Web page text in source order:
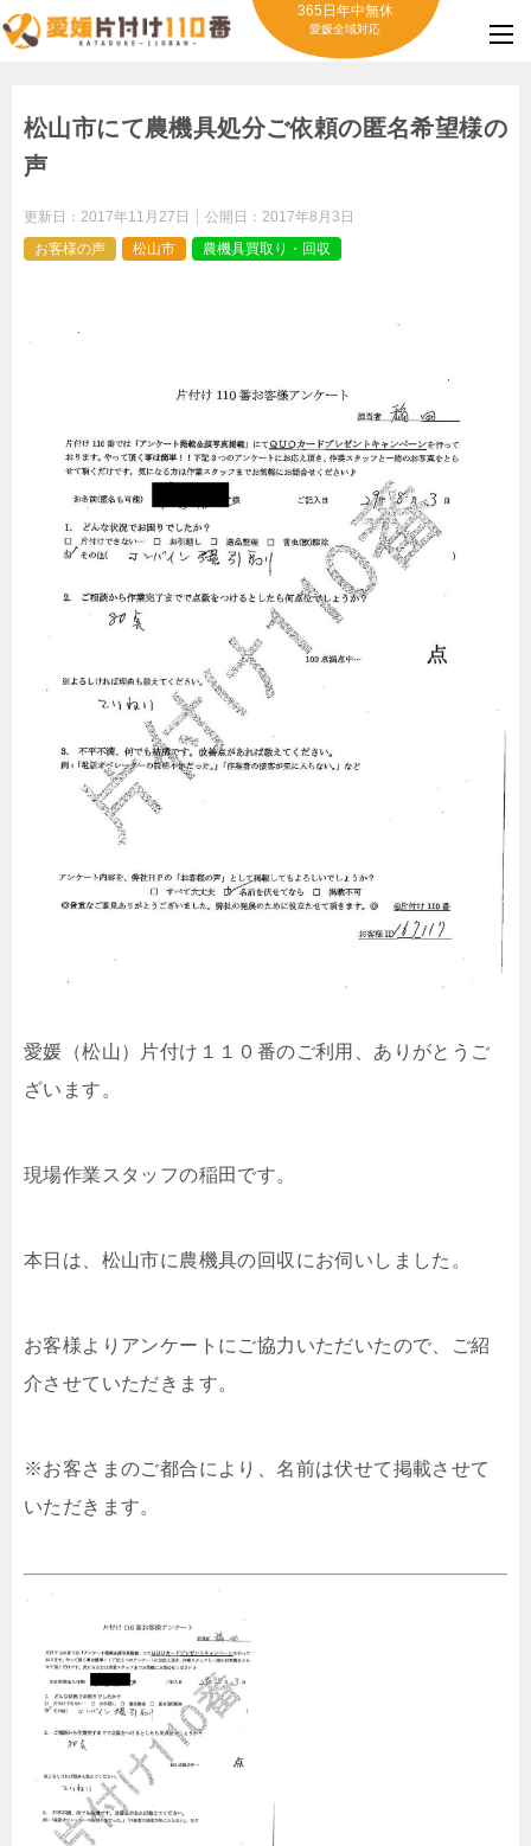
365日年中無休
愛媛全域対応
松山市にて農機具処分ご依頼の匿名希望様の
声
更新日： 2017年11月27日 公開日： 2017年8月3日
お客様の声
松山市 農機具買取り・回収
愛媛（松山）片付け１１０番のご利用、ありがとうご
ざいます。
現場作業スタッフの稲田です。
本日は、松山市に農機具の回収にお伺いしました。
お客様よりアンケートにご協力いただいたので、ご紹
介させていただきます。
※お客さまのご都合により、名前は伏せて掲載させて
いただきます。